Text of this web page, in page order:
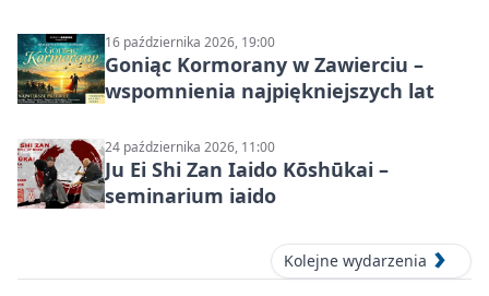
16 października 2026, 19:00
Goniąc Kormorany w Zawierciu –
wspomnienia najpiękniejszych lat
24 października 2026, 11:00
Ju Ei Shi Zan Iaido Kōshūkai –
seminarium iaido
Kolejne wydarzenia